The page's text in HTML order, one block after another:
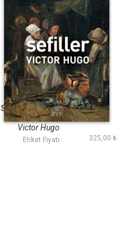
Sefiller (Antik Dünya
Klasikleri)
Victor Hugo
Etiket Fiyatı : 325,00 ₺